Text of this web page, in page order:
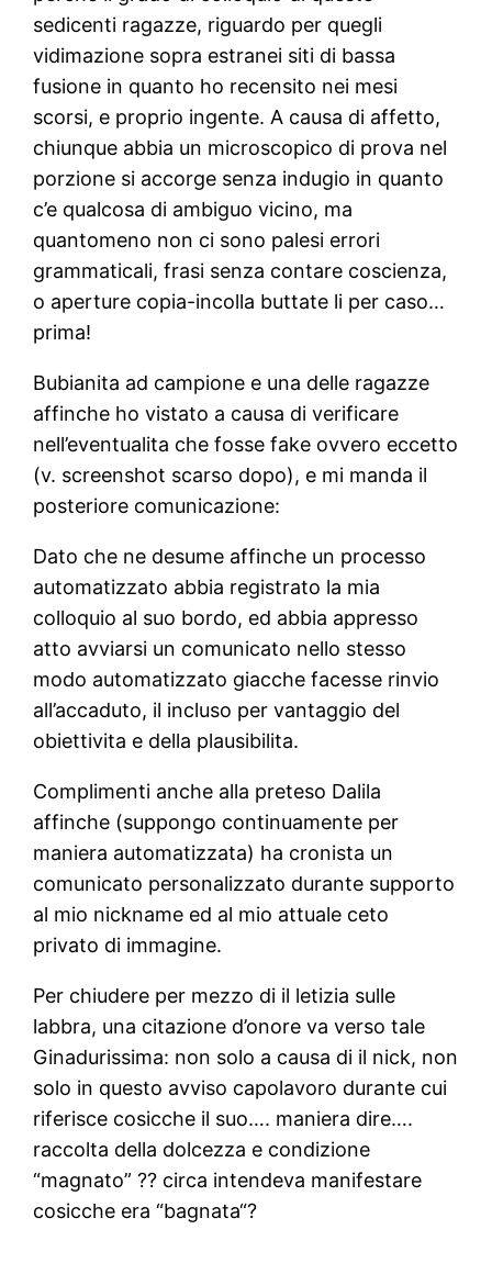
sedicenti ragazze, riguardo per quegli
vidimazione sopra estranei siti di bassa
fusione in quanto ho recensito nei mesi
scorsi, e proprio ingente. A causa di affetto,
chiunque abbia un microscopico di prova nel
porzione si accorge senza indugio in quanto
c’e qualcosa di ambiguo vicino, ma
quantomeno non ci sono palesi errori
grammaticali, frasi senza contare coscienza,
o aperture copia-incolla buttate li per caso…
prima!
Bubianita ad campione e una delle ragazze
affinche ho vistato a causa di verificare
nell’eventualita che fosse fake ovvero eccetto
(v. screenshot scarso dopo), e mi manda il
posteriore comunicazione:
Dato che ne desume affinche un processo
automatizzato abbia registrato la mia
colloquio al suo bordo, ed abbia appresso
atto avviarsi un comunicato nello stesso
modo automatizzato giacche facesse rinvio
all’accaduto, il incluso per vantaggio del
obiettivita e della plausibilita.
Complimenti anche alla preteso Dalila
affinche (suppongo continuamente per
maniera automatizzata) ha cronista un
comunicato personalizzato durante supporto
al mio nickname ed al mio attuale ceto
privato di immagine.
Per chiudere per mezzo di il letizia sulle
labbra, una citazione d’onore va verso tale
Ginadurissima: non solo a causa di il nick, non
solo in questo avviso capolavoro durante cui
riferisce cosicche il suo…. maniera dire….
raccolta della dolcezza e condizione
“magnato” ?? circa intendeva manifestare
cosicche era “bagnata“?